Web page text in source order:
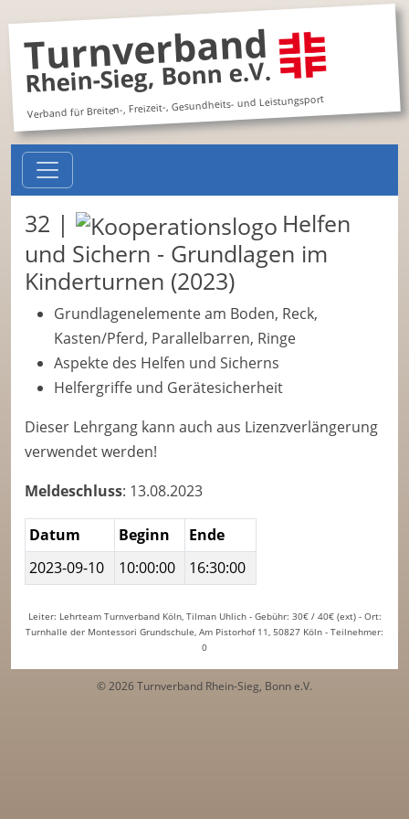
Turnverband
Rhein-Sieg, Bonn e.V.
Verband für Breiten-, Freizeit-, Gesundheits- und Leistungsport
32 |
Helfen
und Sichern - Grundlagen im
Kinderturnen (2023)
Grundlagenelemente am Boden, Reck,
Kasten/Pferd, Parallelbarren, Ringe
Aspekte des Helfen und Sicherns
Helfergriffe und Gerätesicherheit
Dieser Lehrgang kann auch aus Lizenzverlängerung
verwendet werden!
Meldeschluss: 13.08.2023
Datum Beginn
Ende
2023-09-10
10:00:00 16:30:00
Leiter: Lehrteam Turnverband Köln, Tilman Uhlich - Gebühr: 30€ / 40€ (ext) - Ort:
Turnhalle der Montessori Grundschule, Am Pistorhof 11, 50827 Köln - Teilnehmer:
0
© 2026 Turnverband Rhein-Sieg, Bonn e.V.